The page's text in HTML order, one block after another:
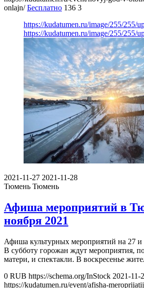
onlajn/ Бесплатно 136 3
https://kudatumen.ru/image/255/255/
https://kudatumen.ru/image/255/255/
2021-11-27 2021-11-28
Тюмень Тюмень
Афиша мероприятий в
ноября 2021
Афиша культурных мероприятий на 27 и
В субботу горожан ждут мероприятия,
матери, и спектакли. В воскресенье
0 RUB https://schema.org/InStock 2021-11-
https://kudatumen.ru/event/afisha-